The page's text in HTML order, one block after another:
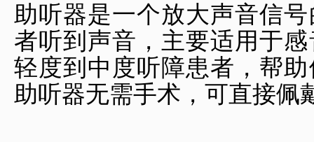
助听器是一个放大声音信
者听到声音，主要适用于
轻度到中度听障患者，帮
助听器无需手术，可直接佩